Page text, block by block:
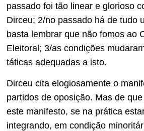
passado foi tão linear e glorioso
Dirceu; 2/no passado há de tudo
basta lembrar que não fomos ao
Eleitoral; 3/as condições
táticas adequadas a isto.
Dirceu cita elogiosamente o
partidos de oposição. Mas de
este manifesto, se na prática
integrando, em condição